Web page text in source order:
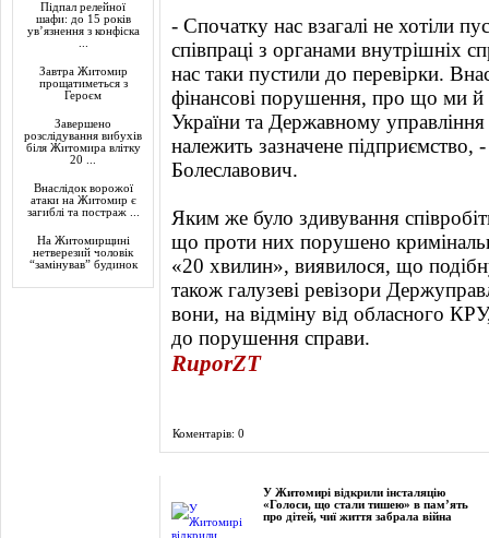
Підпал релейної
шафи: до 15 років
ув’язнення з конфіска
Завтра Житомир
прощатиметься з
Героєм
Завершено
розслідування вибухів
біля Житомира влітку
20 ...
Внаслідок ворожої
атаки на Житомир є
загиблі та постраж ...
На Житомирщині
нетверезий чоловік
“замінував” будинок
- Спочатку нас взагалі не хотіли
співпраці з органами внутрішніх
нас таки пустили до перевірки.
фінансові порушення, про що ми й
України та Державному
належить зазначене підприємство,
Болеславович.
Яким же було здивування
що проти них порушено
«20 хвилин», виявилося, що
також галузеві ревізори
вони, на відміну від обласного
до порушення справи.
RuporZT
Коментарів: 0
У Житомирі відкрили інсталяцію
«Голоси, що стали тишею» в пам’ять
про дітей, чиї життя забрала війна